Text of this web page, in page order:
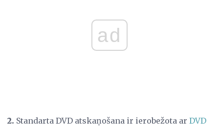
ad
2. Standarta DVD atskaņošana ir ierobežota ar DVD